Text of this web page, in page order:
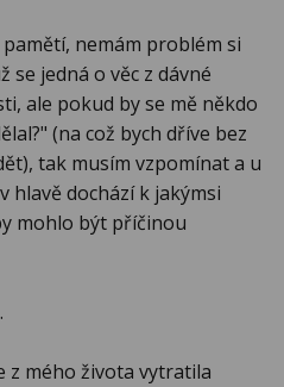
nemám problém si
se jedná o věc z dávné
ale pokud by se mě někdo
(na což bych dříve bez
tak musím vzpomínat a u
hlavě dochází k jakýmsi
mohlo být příčinou
z mého života vytratila